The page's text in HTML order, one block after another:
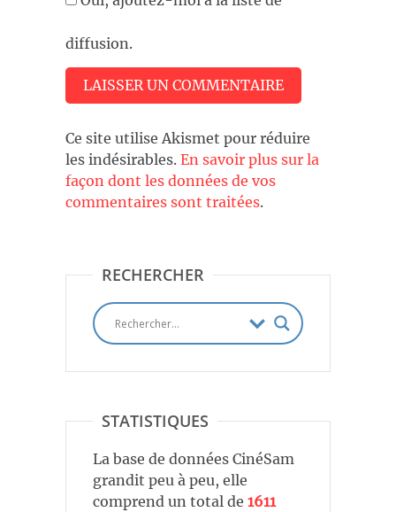
diffusion.
Ce site utilise Akismet pour réduire
les indésirables. En savoir plus sur la
façon dont les données de vos
commentaires sont traitées.
RECHERCHER
STATISTIQUES
La base de données CinéSam
grandit peu à peu, elle
comprend un total de 1611